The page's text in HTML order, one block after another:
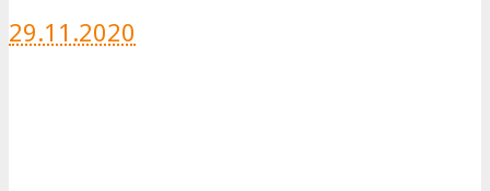
29.11.2020